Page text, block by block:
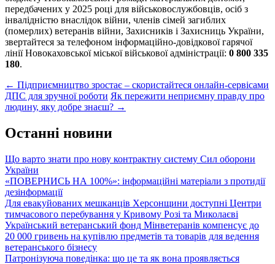
передбачених у 2025 році для військовослужбовців, осіб з
інвалідністю внаслідок війни, членів сімей загиблих
(померлих) ветеранів війни, Захисників і Захисниць України,
звертайтеся за телефоном інформаційно-довідкової гарячої
лінії Новокаховської міської військової адміністрації: 0 800 335
180.
Post
navigation
← Підприємництво зростає – скористайтеся онлайн-сервісами
ДПС для зручної роботи Як пережити неприємну правду про
людину, яку добре знаєш? →
Останні новини
Що варто знати про нову контрактну систему Сил оборони
України
«ПОВЕРНИСЬ НА 100%»: інформаційні матеріали з протидії
дезінформації
Для евакуйованих мешканців Херсонщини доступні Центри
тимчасового перебування у Кривому Розі та Миколаєві
Український ветеранський фонд Мінветеранів компенсує до
20 000 гривень на купівлю предметів та товарів для ведення
ветеранського бізнесу
Патронізуюча поведінка: що це та як вона проявляється